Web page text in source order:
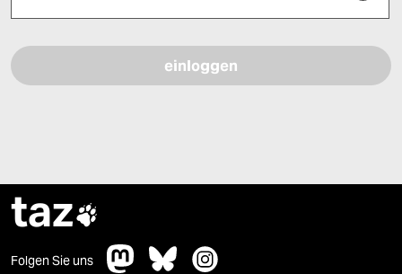
taz
Folgen Sie uns